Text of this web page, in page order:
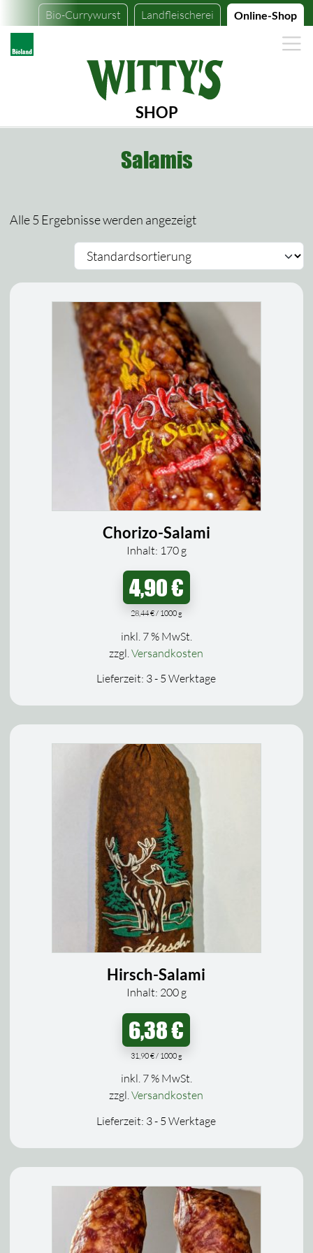
Bio-Currywurst Landfleischerei Online-Shop
SHOP
Salamis
Alle 5 Ergebnisse werden angezeigt
Chorizo-Salami
Inhalt: 170 g
4,90€
28,44€/ 1000g
inkl. 7 % MwSt.
zzgl.Versandkosten
Lieferzeit: 3 - 5 Werktage
Hirsch-Salami
Inhalt: 200 g
6,38€
31,90€/ 1000g
inkl. 7 % MwSt.
zzgl.Versandkosten
Lieferzeit: 3 - 5 Werktage